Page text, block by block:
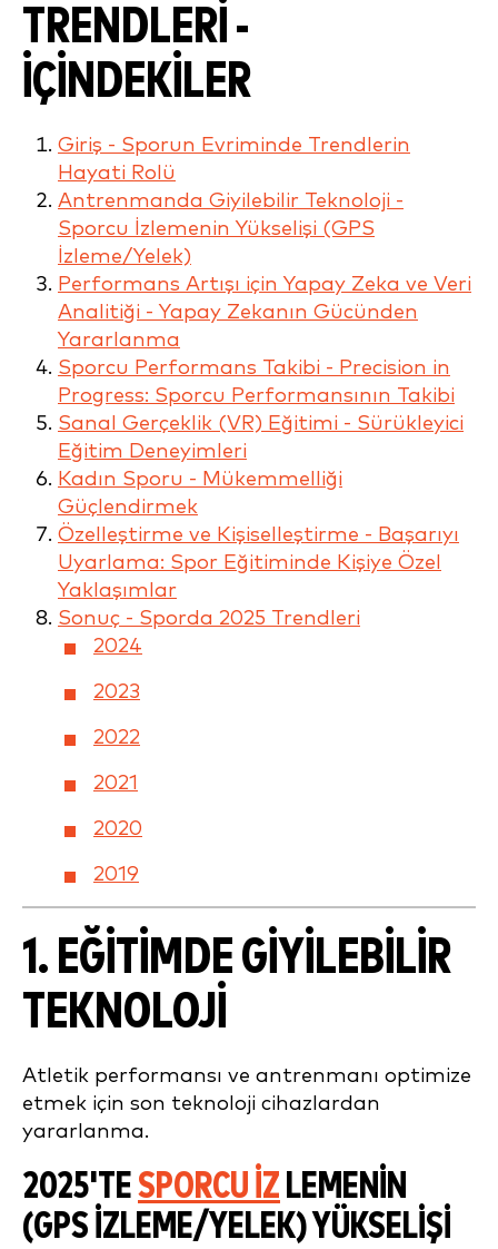
TRENDLERI -
İÇINDEKILER
Giriş - Sporun Evriminde Trendlerin
Hayati Rolü
Antrenmanda Giyilebilir Teknoloji -
Sporcu İzlemenin Yükselişi (GPS
İzleme/Yelek)
Performans Artışı için Yapay Zeka ve Veri
Analitiği - Yapay Zekanın Gücünden
Yararlanma
Sporcu Performans Takibi - Precision in
Progress: Sporcu Performansının Takibi
Sanal Gerçeklik (VR) Eğitimi - Sürükleyici
Eğitim Deneyimleri
Kadın Sporu - Mükemmelliği
Güçlendirmek
Özelleştirme ve Kişiselleştirme - Başarıyı
Uyarlama: Spor Eğitiminde Kişiye Özel
Yaklaşımlar
Sonuç - Sporda 2025 Trendleri
2024
2023
2022
2021
2020
2019
1. EĞITIMDE GIYILEBILIR
TEKNOLOJI
Atletik performansı ve antrenmanı optimize
etmek için son teknoloji cihazlardan
yararlanma.
2025'TESPORCU İZ LEMENIN
(GPS İZLEME/YELEK) YÜKSELIŞI